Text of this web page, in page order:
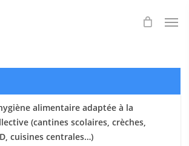
alimentaire adaptée à la
(cantines scolaires, crèches,
cuisines centrales…)